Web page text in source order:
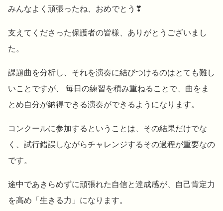
みんなよく頑張ったね、おめでとう❣
支えてくださった保護者の皆様、ありがとうございまし
た。
課題曲を分析し、それを演奏に結びつけるのはとても難し
いことですが、 毎日の練習を積み重ねることで、曲をま
とめ自分が納得できる演奏ができるようになります。
コンクールに参加するということは、その結果だけでな
く、試行錯誤しながらチャレンジするその過程が重要なの
です。
途中であきらめずに頑張れた自信と達成感が、自己肯定力
を高め「生きる力」になります。